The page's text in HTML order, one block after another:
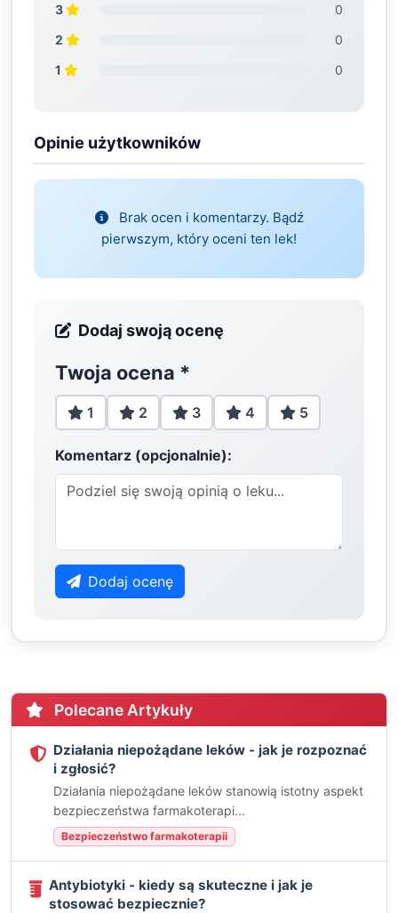
3
0
2
0
1
0
Opinie użytkowników
Brak ocen i komentarzy. Bądź
pierwszym, który oceni ten lek!
Dodaj swoją ocenę
Twoja ocena *
1 2 3 4 5
Komentarz (opcjonalnie):
Dodaj ocenę
Polecane Artykuły
Działania niepożądane leków - jak je rozpoznać
i zgłosić?
Działania niepożądane leków stanowią istotny aspekt
bezpieczeństwa farmakoterapi...
Bezpieczeństwo farmakoterapii
Antybiotyki - kiedy są skuteczne i jak je
stosować bezpiecznie?